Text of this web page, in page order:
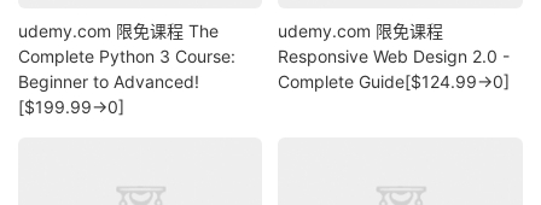
udemy.com 限免课程 The
Complete Python 3 Course:
Beginner to Advanced!
[$199.99→0]
udemy.com 限免课程
Responsive Web Design 2.0 -
Complete Guide[$124.99→0]